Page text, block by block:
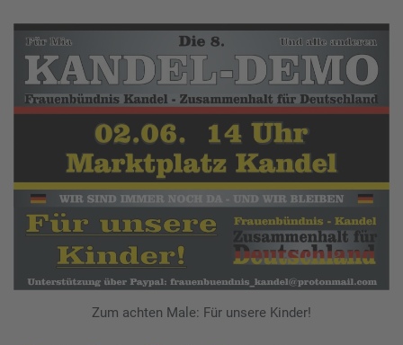
Zum achten Male: Für unsere Kinder!